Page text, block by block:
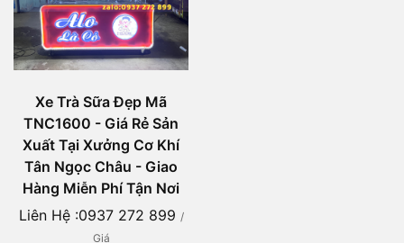
Xe Trà Sữa Đẹp Mã
TNC1600 - Giá Rẻ Sản
Xuất Tại Xưởng Cơ Khí
Tân Ngọc Châu - Giao
Hàng Miễn Phí Tận Nơi
Liên Hệ :0937 272 899 /
Giá